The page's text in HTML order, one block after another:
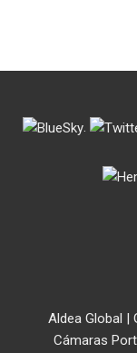
.
Aldea Global |
Cámaras